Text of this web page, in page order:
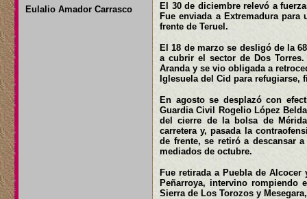
Eulalio Amador Carrasco
El 30 de diciembre relevó a
Fue enviada a Extremadura
frente de Teruel.
El 18 de marzo se desligó de la
a cubrir el sector de Dos
Aranda y se vio obligada a
Iglesuela del Cid para refugiarse,
En agosto se desplazó con
Guardia Civil Rogelio López
del cierre de la bolsa de
carretera y, pasada la
de frente, se retiró a descansar
mediados de octubre.
Fue retirada a Puebla de
Peñarroya, intervino rompiendo
Sierra de Los Torozos y